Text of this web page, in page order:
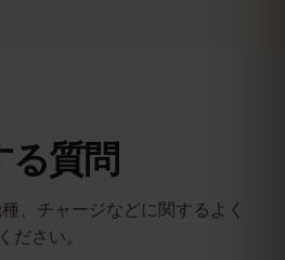
る質問
、チャージなどに関するよく
ださい。